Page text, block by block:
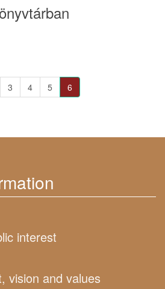
3 4 5 6
interest
vision and values